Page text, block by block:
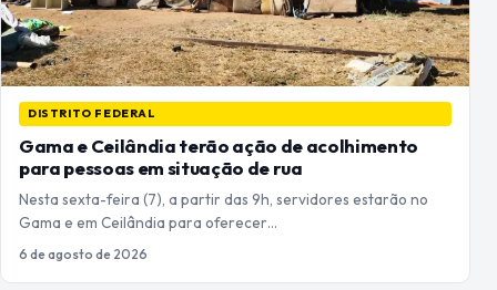
DISTRITO FEDERAL
Gama e Ceilândia terão ação de acolhimento
para pessoas em situação de rua
Nesta sexta-feira (7), a partir das 9h, servidores estarão no
Gama e em Ceilândia para oferecer…
6 de agosto de 2026